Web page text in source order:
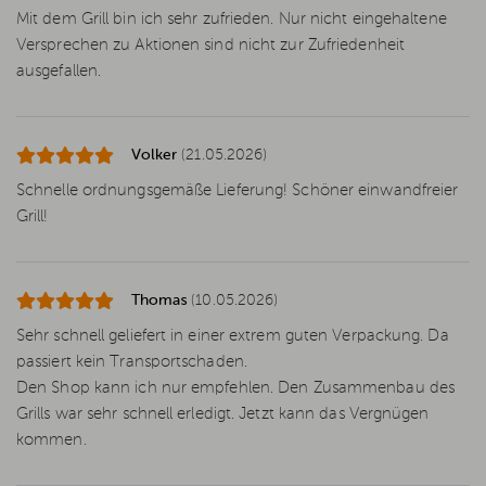
Mit dem Grill bin ich sehr zufrieden. Nur nicht eingehaltene
Versprechen zu Aktionen sind nicht zur Zufriedenheit
ausgefallen.
Volker (21.05.2026)
Schnelle ordnungsgemäße Lieferung! Schöner einwandfreier
Grill!
Thomas (10.05.2026)
Sehr schnell geliefert in einer extrem guten Verpackung. Da
passiert kein Transportschaden.
Den Shop kann ich nur empfehlen. Den Zusammenbau des
Grills war sehr schnell erledigt. Jetzt kann das Vergnügen
kommen.